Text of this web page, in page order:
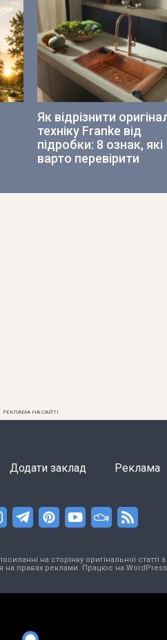
Як відрізнити
техніку Franke від
підробки: 8 ознак, які
варто перевірити
РЕКЛАМА НА САЙТІ
Додати заклад Реклама
на сторінку оригінальної статті
на правах реклами. Працює на WordPress